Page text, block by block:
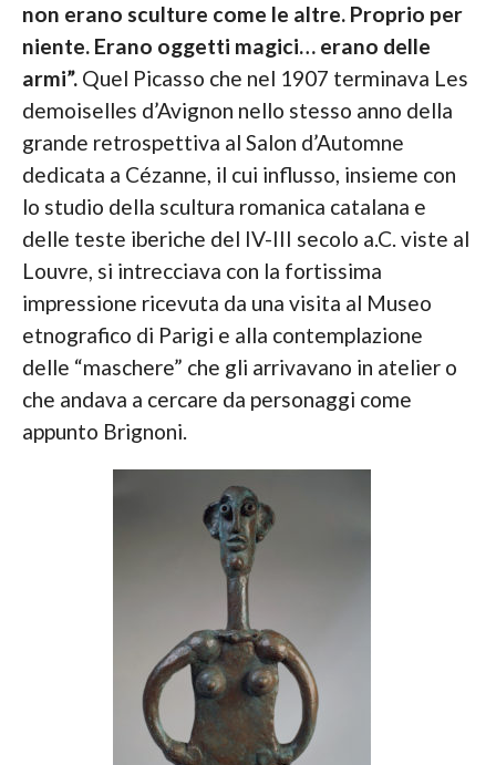
non erano sculture come le altre. Proprio per
niente. Erano oggetti magici… erano delle
armi”.Quel Picasso che nel 1907 terminava Les
demoiselles d’Avignon nello stesso anno della
grande retrospettiva al Salon d’Automne
dedicata a Cézanne, il cui influsso, insieme con
lo studio della scultura romanica catalana e
delle teste iberiche del IV-III secolo a.C. viste al
Louvre, si intrecciava con la fortissima
impressione ricevuta da una visita al Museo
etnografico di Parigi e alla contemplazione
delle “maschere” che gli arrivavano in atelier o
che andava a cercare da personaggi come
appunto Brignoni.